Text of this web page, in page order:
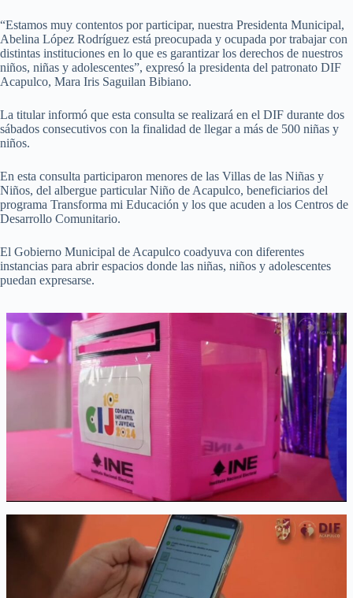
“Estamos muy contentos por participar, nuestra Presidenta Municipal,
Abelina López Rodríguez está preocupada y ocupada por trabajar con
distintas instituciones en lo que es garantizar los derechos de nuestros
niños, niñas y adolescentes”, expresó la presidenta del patronato DIF
Acapulco, Mara Iris Saguilan Bibiano.
La titular informó que esta consulta se realizará en el DIF durante dos
sábados consecutivos con la finalidad de llegar a más de 500 niñas y
niños.
En esta consulta participaron menores de las Villas de las Niñas y
Niños, del albergue particular Niño de Acapulco, beneficiarios del
programa Transforma mi Educación y los que acuden a los Centros de
Desarrollo Comunitario.
El Gobierno Municipal de Acapulco coadyuva con diferentes
instancias para abrir espacios donde las niñas, niños y adolescentes
puedan expresarse.